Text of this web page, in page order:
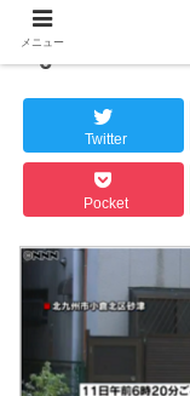
6
Twitter
Pocket
メニュー